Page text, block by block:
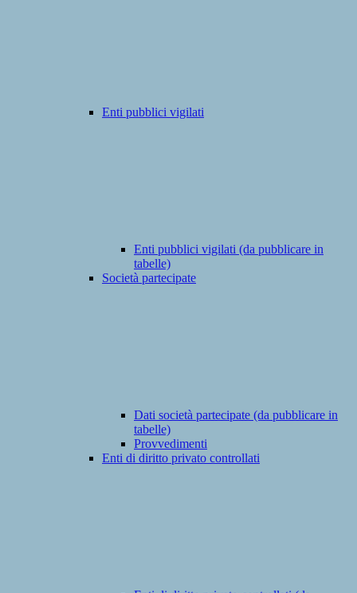
Enti pubblici vigilati
Enti pubblici vigilati (da pubblicare in
tabelle)
Società partecipate
Dati società partecipate (da pubblicare in
tabelle)
Provvedimenti
Enti di diritto privato controllati